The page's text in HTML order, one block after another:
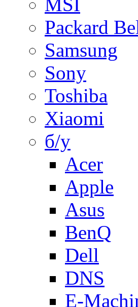
Packard
Samsung
Sony
Toshiba
Xiaomi
б/у
Acer
Apple
Asus
BenQ
Dell
DNS
E-